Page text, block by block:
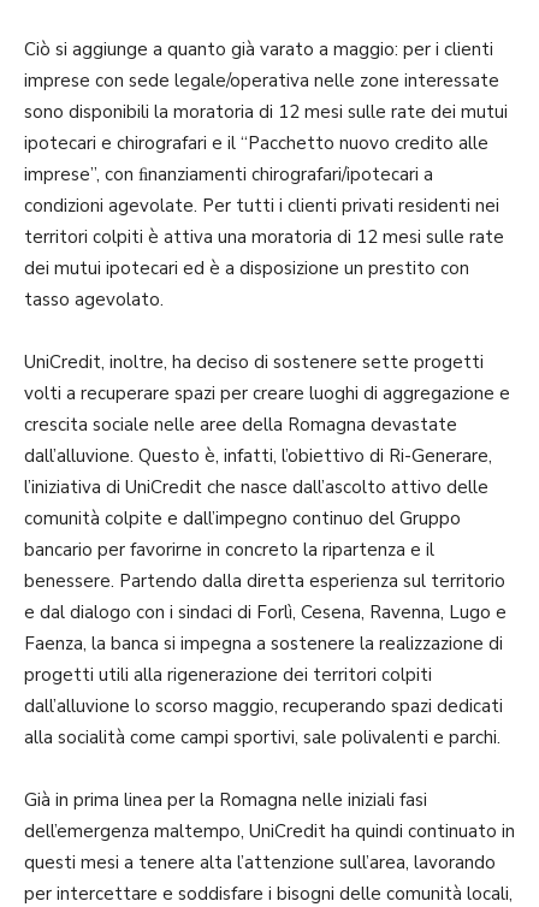
Ciò si aggiunge a quanto già varato a maggio: per i clienti
imprese con sede legale/operativa nelle zone interessate
sono disponibili la moratoria di 12 mesi sulle rate dei mutui
ipotecari e chirografari e il “Pacchetto nuovo credito alle
imprese”, con ﬁnanziamenti chirografari/ipotecari a
condizioni agevolate. Per tutti i clienti privati residenti nei
territori colpiti è attiva una moratoria di 12 mesi sulle rate
dei mutui ipotecari ed è a disposizione un prestito con
tasso agevolato.
UniCredit, inoltre, ha deciso di sostenere sette progetti
volti a recuperare spazi per creare luoghi di aggregazione e
crescita sociale nelle aree della Romagna devastate
dall’alluvione. Questo è, infatti, l’obiettivo di Ri-Generare,
l’iniziativa di UniCredit che nasce dall’ascolto attivo delle
comunità colpite e dall’impegno continuo del Gruppo
bancario per favorirne in concreto la ripartenza e il
benessere. Partendo dalla diretta esperienza sul territorio
e dal dialogo con i sindaci di Forlì, Cesena, Ravenna, Lugo e
Faenza, la banca si impegna a sostenere la realizzazione di
progetti utili alla rigenerazione dei territori colpiti
dall’alluvione lo scorso maggio, recuperando spazi dedicati
alla socialità come campi sportivi, sale polivalenti e parchi.
Già in prima linea per la Romagna nelle iniziali fasi
dell’emergenza maltempo, UniCredit ha quindi continuato in
questi mesi a tenere alta l’attenzione sull’area, lavorando
per intercettare e soddisfare i bisogni delle comunità locali,